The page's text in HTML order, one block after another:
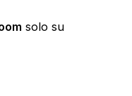
solo su